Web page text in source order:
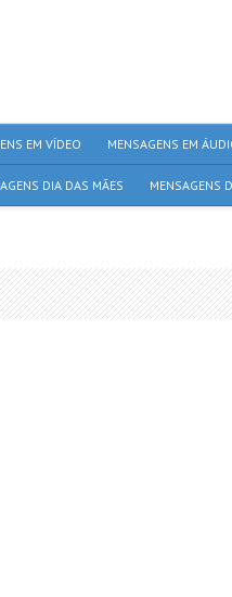
EM VÍDEO MENSAGENS EM
DIA DAS MÃES MENSAGENS